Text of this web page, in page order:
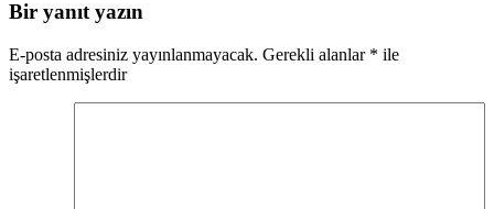
Bir yanıt yazın
E-posta adresiniz yayınlanmayacak. Gerekli alanlar * ile
işaretlenmişlerdir